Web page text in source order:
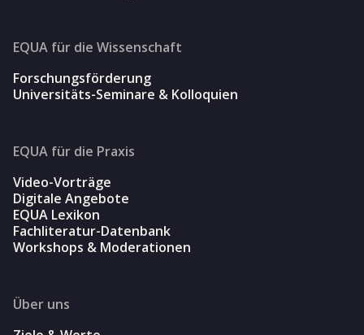
EQUA für die Wissenschaft
Forschungsförderung
Universitäts-Seminare & Kolloquien
EQUA für die Praxis
Video-Vorträge
Digitale Angebote
EQUA Lexikon
Fachliteratur-Datenbank
Workshops & Moderationen
Über uns